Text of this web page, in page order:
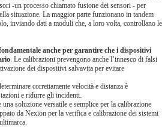
-un processo chiamato fusione dei sensori - per
situazione. La maggior parte funzionano in tandem
inviando dati a moduli che, a loro volta, controllano le
anche per garantire che i dispositivi
. Le calibrazioni prevengono anche l’innesco di falsi
dei dispositivi salvavita per evitare
correttamente velocità e distanza è
e ridurre gli incidenti.
soluzione versatile e semplice per la calibrazione
da Nexion per la verifica e calibrazione dei sistemi